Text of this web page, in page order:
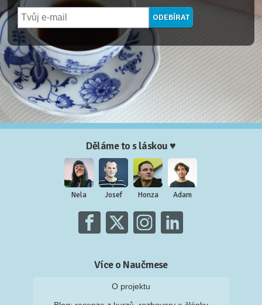
Děláme to s láskou ♥
Nela Josef Honza Adam
Více o Naučmese
O projektu